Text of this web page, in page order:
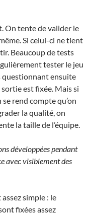
On tente de valider le
Si celui-ci ne tient
Beaucoup de tests
tester le jeu
questionnant ensuite
est fixée. Mais si
rend compte qu’on
la qualité, on
la taille de l’équipe.
développées pendant
avec visiblement des
simple : le
fixées assez